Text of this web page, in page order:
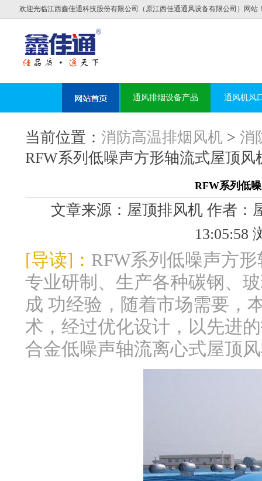
欢迎光临江西鑫佳通科技股份有限公司（原江西佳通通风设备有限公司）网站
通风排烟设备产品 通风机风
当前位置： 消防高温排烟风机 > 消
RFW系列低噪声方形轴流式屋顶风
RFW系列低
文章来源：屋顶排风机 作者：
13:05:58
[导读]： RFW系列低噪声方
专业研制、生产各种碳钢、
成 功经验，随着市场需要，
术，经过优化设计，以先进
合金低噪声轴流离心式屋顶